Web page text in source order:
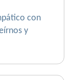
con
y